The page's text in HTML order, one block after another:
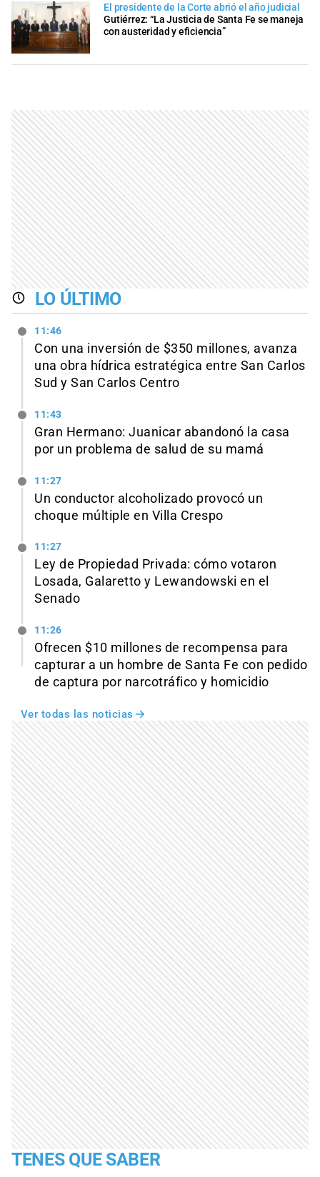
El presidente de la Corte abrió el año judicial
Gutiérrez: “La Justicia de Santa Fe se maneja
con austeridad y eficiencia”
LO ÚLTIMO
11:46
Con una inversión de $350 millones, avanza
una obra hídrica estratégica entre San Carlos
Sud y San Carlos Centro
11:43
Gran Hermano: Juanicar abandonó la casa
por un problema de salud de su mamá
11:27
Un conductor alcoholizado provocó un
choque múltiple en Villa Crespo
11:27
Ley de Propiedad Privada: cómo votaron
Losada, Galaretto y Lewandowski en el
Senado
11:26
Ofrecen $10 millones de recompensa para
capturar a un hombre de Santa Fe con pedido
de captura por narcotráfico y homicidio
Ver todas las noticias
TENES QUE SABER